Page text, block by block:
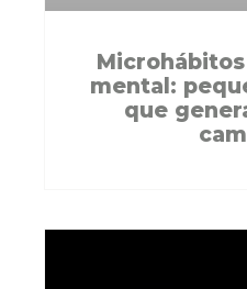
mental:
que